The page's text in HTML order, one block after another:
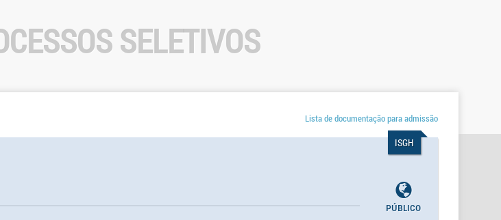
SELETIVOS
Lista de documentação para admissão
Público
ISGH